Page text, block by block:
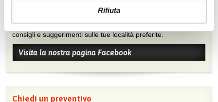
Rifiuta
Mostraci le tue foto su Facebook
Condividi con gli altri viaggiatori le tue esperienze e scambia
consigli e suggerimenti sulle tue località preferite.
Visita la nostra pagina Facebook
Chiedi un preventivo